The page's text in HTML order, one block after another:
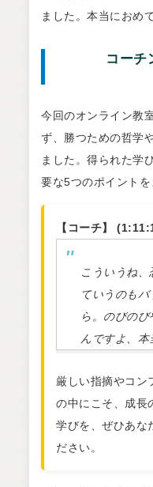
ました。本当におめ
コーチ
今回のオンライン教
ず、勝つための哲学
ました。得られた学
要な5つのポイントを
【コーチ】
こういうね
ていうのも
ら。のびの
んですよ、本
厳しい指摘やコン
の中にこそ、成長
学びを、ぜひあな
ださい。